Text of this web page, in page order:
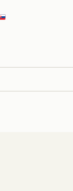
Change country